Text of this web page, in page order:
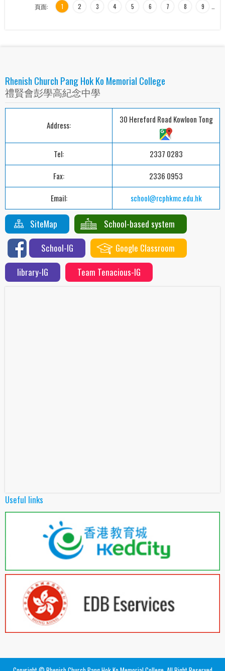
頁面: 1 2 3 4 5 6 7 8 9
Rhenish Church Pang Hok Ko Memorial College
禮賢會彭學高紀念中學
Address:
30 Hereford Road Kowloon Tong
Tel:
2337 0283
Fax:
2336 0953
Email:
school@rcphkmc.edu.hk
SiteMap
School-based system
School-IG
Google Classroom
library-IG
Team Tenacious-IG
Useful links